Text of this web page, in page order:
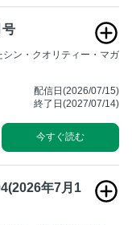
号
ン・クオリティー・マガ
配信日(2026/07/15)
終了日(2027/07/14)
今すぐ読む
年7月1